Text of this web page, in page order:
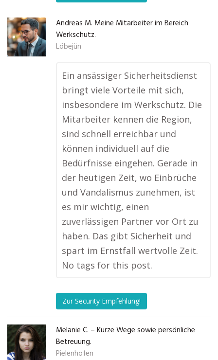
Andreas M. Meine Mitarbeiter im Bereich
Werkschutz.
Löbejün
Ein ansässiger Sicherheitsdienst
bringt viele Vorteile mit sich,
insbesondere im Werkschutz. Die
Mitarbeiter kennen die Region,
sind schnell erreichbar und
können individuell auf die
Bedürfnisse eingehen. Gerade in
der heutigen Zeit, wo Einbrüche
und Vandalismus zunehmen, ist
es mir wichtig, einen
zuverlässigen Partner vor Ort zu
haben. Das gibt Sicherheit und
spart im Ernstfall wertvolle Zeit.
No tags for this post.
Zur Security Empfehlung!
Melanie C. – Kurze Wege sowie persönliche
Betreuung.
Pielenhofen